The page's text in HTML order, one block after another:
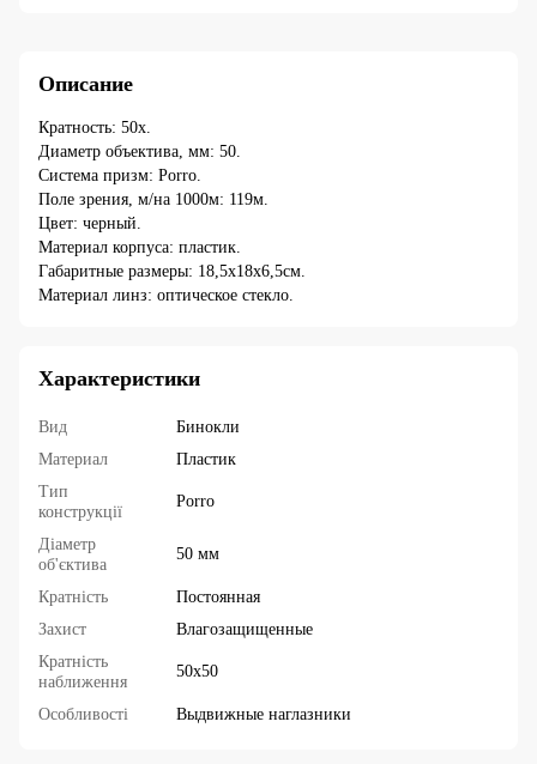
Описание
Кратность: 50х.
Диаметр объектива, мм: 50.
Система призм: Porro.
Поле зрения, м/на 1000м: 119м.
Цвет: черный.
Материал корпуса: пластик.
Габаритные размеры: 18,5x18x6,5см.
Материал линз: оптическое стекло.
Характеристики
Вид
Бинокли
Материал
Пластик
Тип
конструкції
Porro
Діаметр
об'єктива
50 мм
Кратність
Постоянная
Захист
Влагозащищенные
Кратність
наближення
50х50
Особливості Выдвижные наглазники